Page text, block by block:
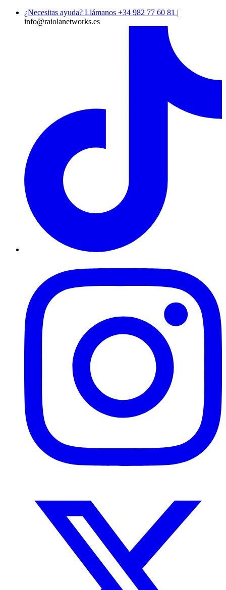
¿Necesitas ayuda? Llámanos +34 982 77 60 81 |
info@raiolanetworks.es